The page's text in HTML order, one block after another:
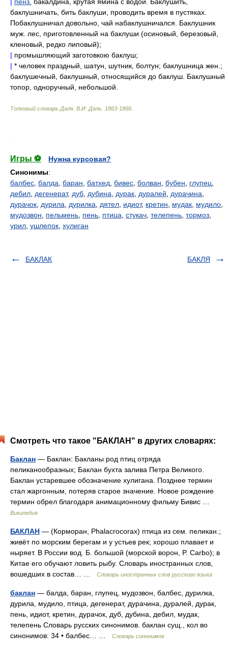
баклушничать, бить баклуши, проводить время в пустяках.
Побаклушничал довольно, чай набаклушничался. Баклушник
муж. лес, приготовленный на баклуши (осиновый, березовый,
кленовый, редко липовый);
| промышляющий заготовкою баклуш;
| * человек праздный, шатун, шутник, болтун; баклушница жен.;
баклушечный, баклушный, относящийся до баклуш. Баклушный
топор, одноручный, небольшой.
Толковый словарь Даля В.И. Даль. 1863-1866
Игры ⚽
Нужна курсовая?
Синонимы:
балбес балда баран батхед бивес болван бубен глупец
дебил дегенерат, дуб дубина дурак дуралей дурачина
дурачок дурила дурилка дятел идиот, кретин мудак мудило
мудозвон
пельмень пень птица стукач телепень тормоз
урил ушлепок хулиган
БАКЛАК БАКЛЯ
Смотреть что такое "БАКЛАН" в других словарях:
Баклан — Баклан: Бакланы род птиц отряда
пеликанообразных; Баклан бухта залива Петра Великого.
Баклан устаревшее обозначение хулигана. Позднее термин
стал жаргонным, потеряв старое значение. Новое рождение
термин обрел благодаря анимационному фильму Бивис …
Википедия
БАКЛАН — (Корморан, Phalacrocorax) птица из сем. пеликан.;
живёт по морским берегам и у устьев рек; хорошо плавает и
ныряет. В России вод. Б. большой (морской ворон, P. Carbo); в
Китае его обучают ловить рыбу. Словарь иностранных слов,
вошедших в состав… …
Словарь иностранных слов русского языка
баклан — балда, баран, глупец, мудозвон, балбес, дурилка,
дурила, мудило, птица, дегенерат, дурачина, дуралей, дурак,
пень, идиот, кретин, дурачок, дуб, дубина, дебил, мудак,
телепень Словарь русских синонимов. баклан сущ., кол во
синонимов: 34 • балбес… …
Словарь синонимов